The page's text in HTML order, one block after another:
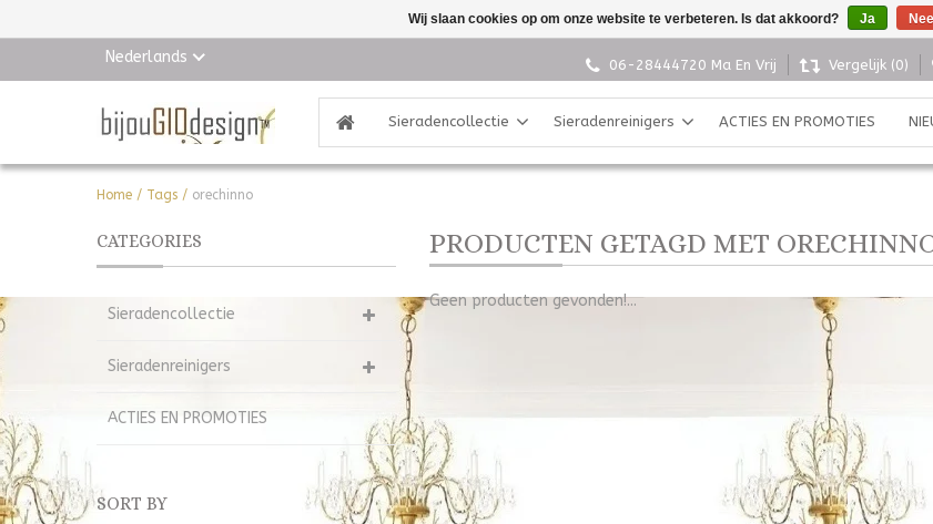
Nederlands 06-28444720 Ma En Vrij Vergelijk (0)
Sieradencollectie Sieradenreinigers ACTIES EN PROMOTIES
Home / Tags / orechinno
CATEGORIES
Sieradencollectie
Sieradenreinigers
ACTIES EN PROMOTIES
SORT BY
PRODUCTEN GETAGD MET
Geen producten gevonden!...
Wij slaan cookies op om onze website te verbeteren. Is dat akkoord? Ja Nee